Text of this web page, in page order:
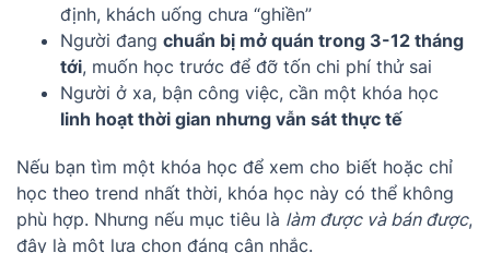
định, khách uống chưa “ghiền”
Người đang chuẩn bị mở quán trong 3-12 tháng
tới, muốn học trước để đỡ tốn chi phí thử sai
Người ở xa, bận công việc, cần một khóa học
linh hoạt thời gian nhưng vẫn sát thực tế
Nếu bạn tìm một khóa học để xem cho biết hoặc chỉ
học theo trend nhất thời, khóa học này có thể không
phù hợp. Nhưng nếu mục tiêu là làm được và bán được,
đây là một lựa chọn đáng cân nhắc.